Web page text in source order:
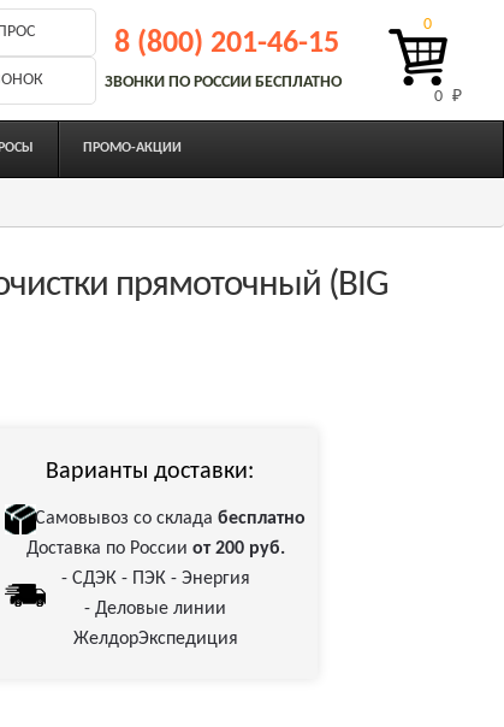
8 (800) 201-46-15
ЗВОНКИ ПО РОССИИ БЕСПЛАТНО
0 ₽
0
ПРОМО-АКЦИИ
прямоточный (BIG
Варианты доставки:
Самовывоз со складабесплатно
Доставка по России от 200 руб.
- СДЭК - ПЭК - Энергия
- Деловые линии
ЖелдорЭкспедиция